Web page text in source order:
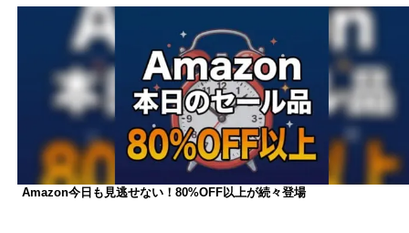
Amazon今日も見逃せない！80%OFF以上が続々登場